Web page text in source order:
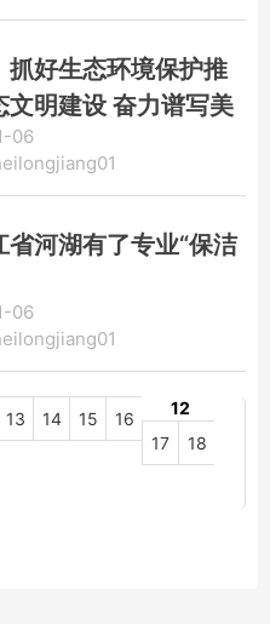
抓好生态环境保护推
文明建设 奋力谱写美
建设的龙江新篇章
06
省河湖有了专业“保洁
06
12
13 14 15
16
17
18